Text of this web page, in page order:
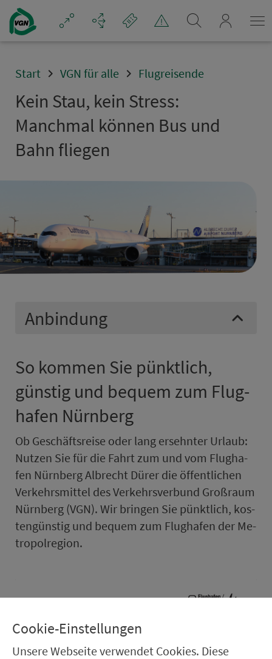
Navigation überspringen
Start VGN für alle Flugreisende
Kein Stau, kein Stress:
Manchmal können Bus und
Bahn fliegen
Anbindung
So kommen Sie pünkt­lich,
günstig und bequem zum Flug­
ha­fen Nürn­berg
Ob Geschäftsreise oder lang ersehnter Urlaub:
Nutzen Sie für die Fahrt zum und vom Flug­ha­
fen Nürn­berg Albrecht Dürer die öf­fent­lichen
Ver­kehrs­mit­tel des Ver­kehrs­ver­bund Groß­raum
Nürn­berg (VGN). Wir bringen Sie pünkt­lich, kos­
ten­güns­tig und bequem zum Flug­ha­fen der Me­
tro­pol­re­gi­on.
Cookie-Einstellungen
Unsere Webseite verwendet Cookies. Diese